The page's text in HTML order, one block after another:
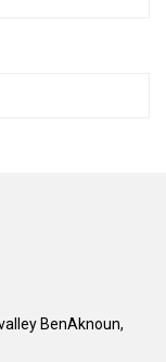
BenAknoun,